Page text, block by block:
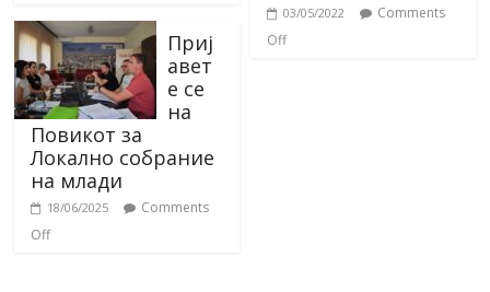
Приј
авет
е се
на
Повикот за
Локално собрание
на млади
18/06/2025
Comments
Off
03/05/2022
Comments
Off